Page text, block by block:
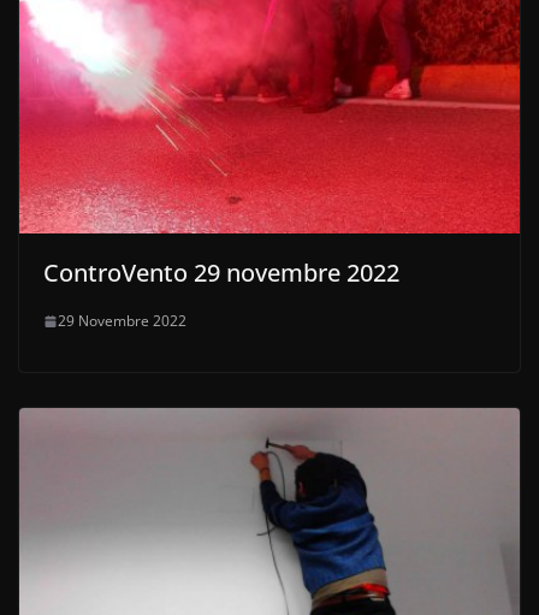
ControVento 29 novembre 2022
29 Novembre 2022